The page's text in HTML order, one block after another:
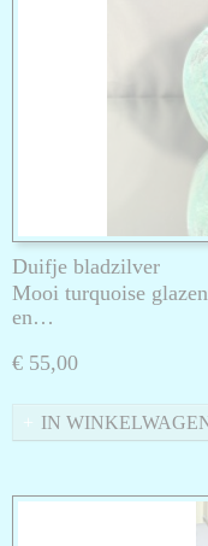
Duifje bladzilver
Mooi turquoise
en…
€ 55,00
IN